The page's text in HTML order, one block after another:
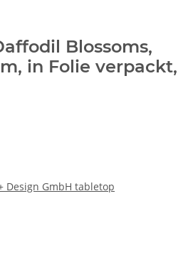
Blossoms,
in Folie verpackt,
Design GmbH tabletop